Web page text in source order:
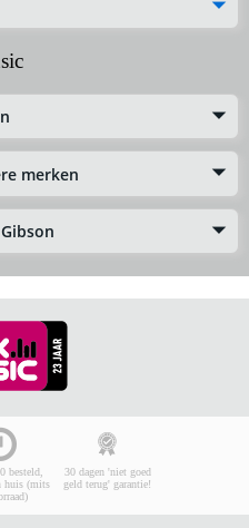
merken
besteld,
huis (mits
30 dagen 'niet goed
geld terug' garantie!